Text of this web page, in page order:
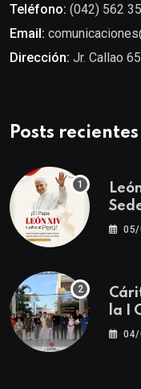
Teléfono: (042) 562
Email:
Dirección: Jr. Callao
Posts recientes
del
la I